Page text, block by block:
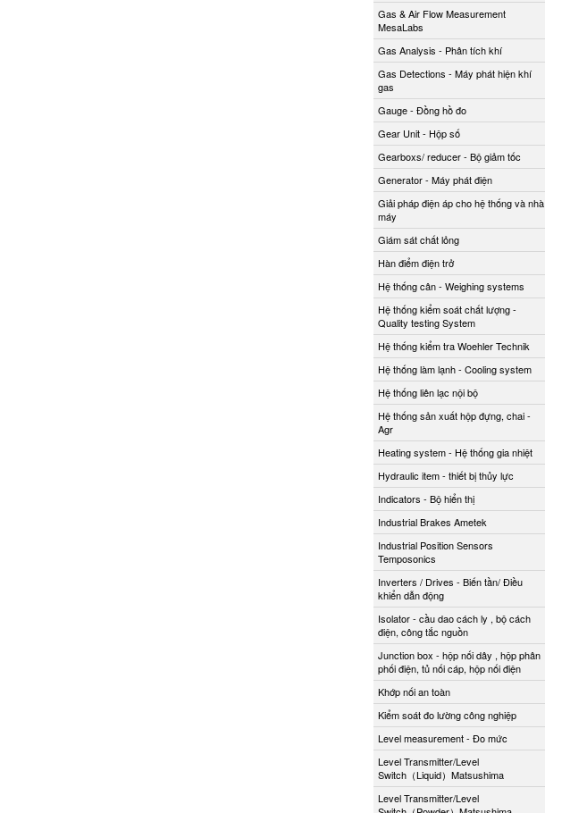
Gas & Air Flow Measurement
MesaLabs
Gas Analysis - Phân tích khí
Gas Detections - Máy phát hiện khí
gas
Gauge - Đồng hồ đo
Gear Unit - Hộp số
Gearboxs/ reducer - Bộ giảm tốc
Generator - Máy phát điện
Giải pháp điện áp cho hệ thống và nhà
máy
Giám sát chất lỏng
Hàn điểm điện trở
Hệ thống cân - Weighing systems
Hệ thống kiểm soát chất lượng -
Quality testing System
Hệ thống kiểm tra Woehler Technik
Hệ thống làm lạnh - Cooling system
Hệ thống liên lạc nội bộ
Hệ thống sản xuất hộp đựng, chai -
Agr
Heating system - Hệ thống gia nhiệt
Hydraulic item - thiết bị thủy lực
Indicators - Bộ hiển thị
Industrial Brakes Ametek
Industrial Position Sensors
Temposonics
Inverters / Drives - Biến tần/ Điều
khiển dẫn động
Isolator - cầu dao cách ly , bộ cách
điện, công tắc nguồn
Junction box - hộp nối dây , hộp phân
phối điện, tủ nối cáp, hộp nối điện
Khớp nối an toàn
Kiểm soát đo lường công nghiệp
Level measurement - Đo mức
Level Transmitter/Level
Switch（Liquid）Matsushima
Level Transmitter/Level